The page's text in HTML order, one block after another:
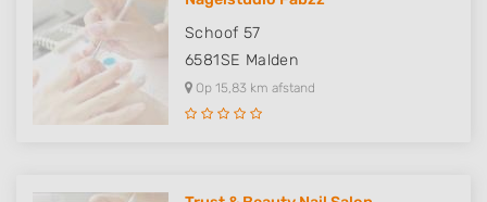
Schoof 57
6581SE Malden
Op 15,83 km afstand